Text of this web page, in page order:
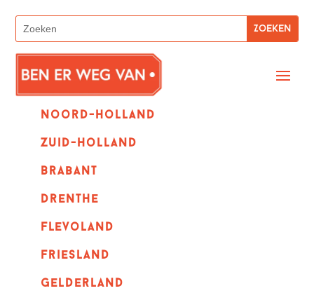
Noord-holland
zuid-holland
Brabant
Drenthe
Flevoland
Friesland
Gelderland